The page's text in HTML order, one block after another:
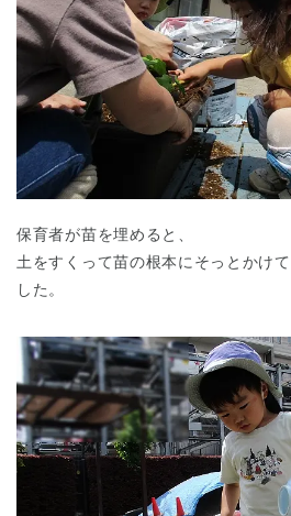
千葉県
埼玉県
兵庫県
保育者が苗を埋めると、
土をすくって苗の根本にそっとかけ
した。